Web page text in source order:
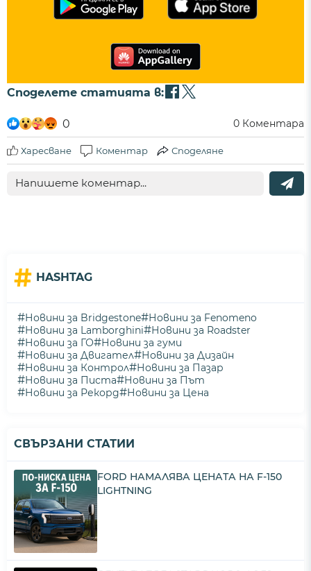
Споделете статията в:
0 0 Коментара
Харесване Коментар Споделяне
# HASHTAG
#Новини за Bridgestone#Новини за Fenomeno
#Новини за Lamborghini#Новини за Roadster
#Новини за ГО#Новини за гуми
#Новини за Двигател#Новини за Дизайн
#Новини за Контрол#Новини за Пазар
#Новини за Писта#Новини за Път
#Новини за Рекорд#Новини за Цена
СВЪРЗАНИ СТАТИИ
FORD НАМАЛЯВА ЦЕНАТА НА F-150
LIGHTNING